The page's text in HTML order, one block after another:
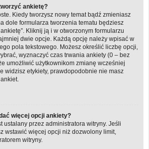
ankietę?
Kiedy tworzysz nowy temat bądź zmieniasz
dole formularza tworzenia tematu będziesz
Kliknij ją i w otworzonym formularzu
dwie opcje. Każdą opcję należy wpisać w
pola tekstowego. Możesz określić liczbę opcji,
wyznaczyć czas trwania ankiety (0 – bez
umożliwić użytkownikom zmianę wcześniej
widzisz etykiety, prawdopodobnie nie masz
więcej opcji ankiety?
ustalany przez administratora witryny. Jeśli
wstawić więcej opcji niż dozwolony limit,
witryny.